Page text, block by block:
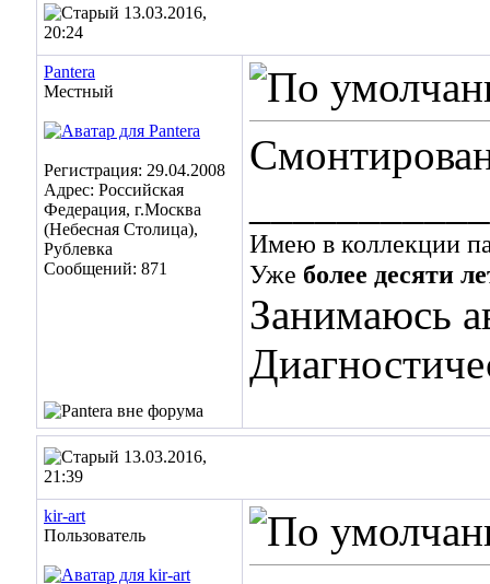
13.03.2016,
20:24
Pantera
Местный
Регистрация: 29.04.2008
Адрес: Российская
Федерация, г.Москва
(Небесная Столица),
Рублевка
Сообщений: 871
Имею в коллекции
Уже более десяти
Занимаюсь
13.03.2016,
21:39
kir-art
Пользователь